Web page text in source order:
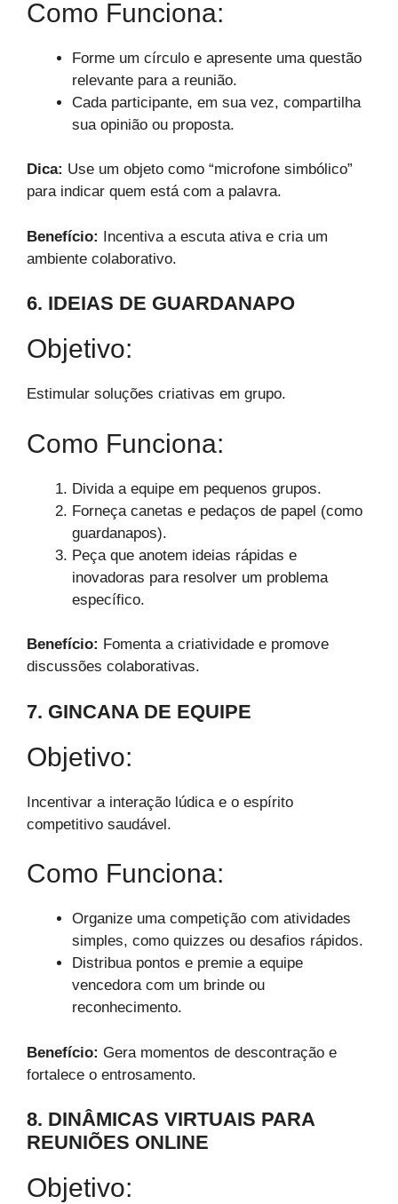
Como Funciona:
Forme um círculo e apresente uma questão
relevante para a reunião.
Cada participante, em sua vez, compartilha
sua opinião ou proposta.
Dica: Use um objeto como “microfone simbólico”
para indicar quem está com a palavra.
Benefício: Incentiva a escuta ativa e cria um
ambiente colaborativo.
6. IDEIAS DE GUARDANAPO
Objetivo:
Estimular soluções criativas em grupo.
Como Funciona:
Divida a equipe em pequenos grupos.
Forneça canetas e pedaços de papel (como
guardanapos).
Peça que anotem ideias rápidas e
inovadoras para resolver um problema
específico.
Benefício: Fomenta a criatividade e promove
discussões colaborativas.
7. GINCANA DE EQUIPE
Objetivo:
Incentivar a interação lúdica e o espírito
competitivo saudável.
Como Funciona:
Organize uma competição com atividades
simples, como quizzes ou desafios rápidos.
Distribua pontos e premie a equipe
vencedora com um brinde ou
reconhecimento.
Benefício: Gera momentos de descontração e
fortalece o entrosamento.
8. DINÂMICAS VIRTUAIS PARA
REUNIÕES ONLINE
Objetivo: